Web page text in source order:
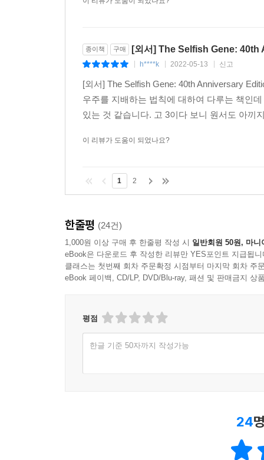
종이책 구매 [외서] The Selfish Gene:
h****k 2022-05-13 신고
[외서] The Selfish Gene: 40th Anniversary
우주를 지배하는 법칙에 대하여 다루는 책인
있는 것 같습니다. 고 3이다 보니 원서도 아끼
이 리뷰가 도움이 되었나요?
1 2
한줄평 (24건)
1,000원 이상 구매 후 한줄평 작성 시 일반회원 50원, 마니
eBook은 다운로드 후 작성한 리뷰만 YES포인트 지급됩니
클래스는 첫번째 회차 주문확정 시점부터 마지막 회차 주
eBook 페이백, CD/LP, DVD/Blu-ray, 패션 및 판매금지 상
평점
한글 기준 50자까지 작성가능
24